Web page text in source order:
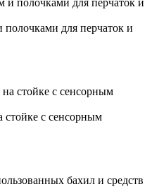
для перчаток и
стойке с сенсорным